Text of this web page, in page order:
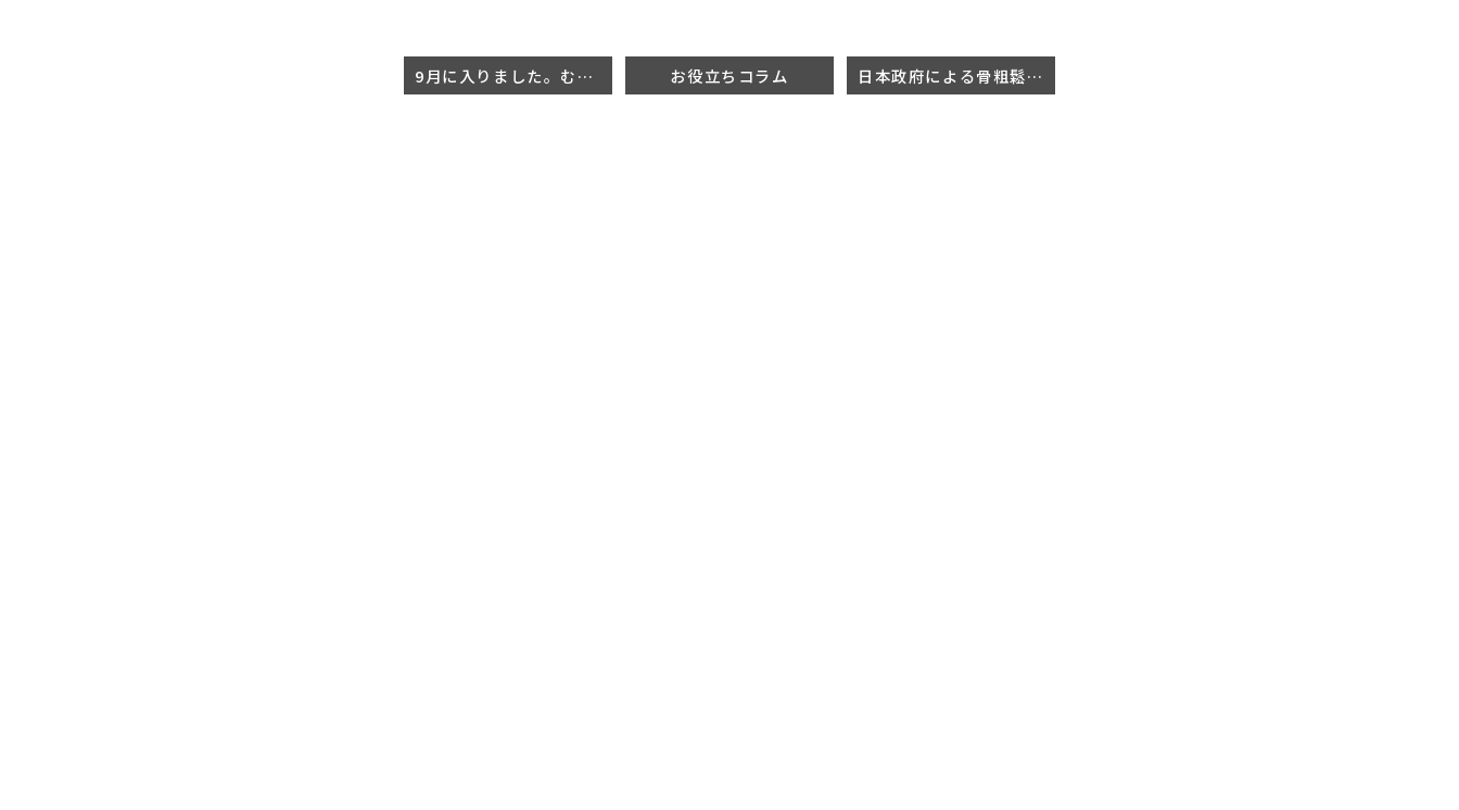
9月に入りました。むつみクリニックは今後もより良いサービスを提供致します。 お役立ちコラム 日本政府による骨粗鬆症検診の見直し